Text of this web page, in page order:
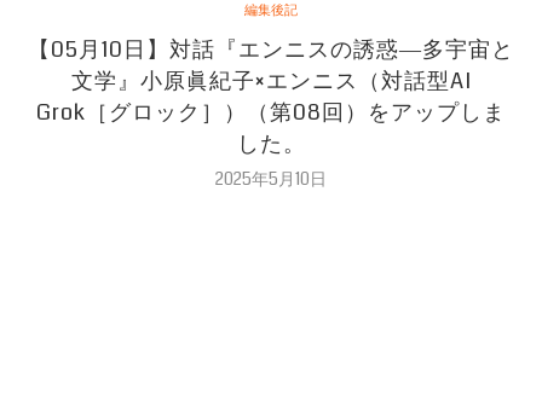
編集後記
【05月10日】対話『エンニスの誘惑―多宇宙と
文学』小原眞紀子×エンニス（対話型AI
Grok［グロック］）（第08回）をアップしま
した。
2025年5月10日